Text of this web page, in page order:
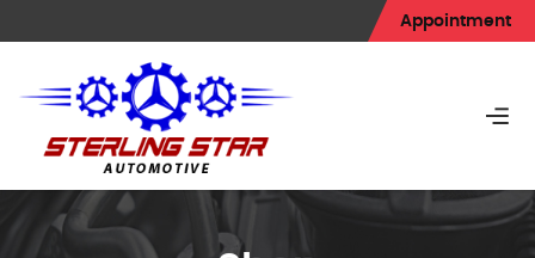
Appointment